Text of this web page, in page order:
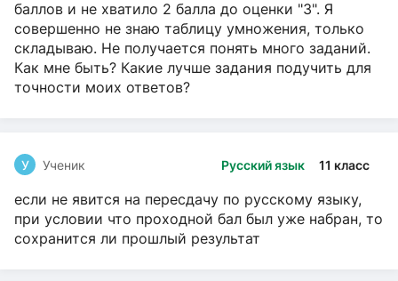
баллов и не хватило 2 балла до оценки "3". Я
совершенно не знаю таблицу умножения, только
складываю. Не получается понять много заданий.
Как мне быть? Какие лучше задания подучить для
точности моих ответов?
Русский язык 11 класс
У Ученик
если не явится на пересдачу по русскому языку,
при условии что проходной бал был уже набран, то
сохранится ли прошлый результат